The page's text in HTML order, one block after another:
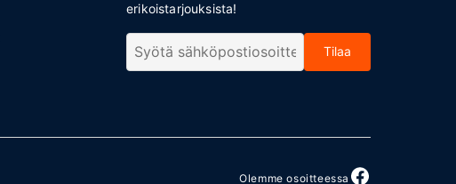
erikoistarjouksista!
Tilaa
Olemme osoitteessa